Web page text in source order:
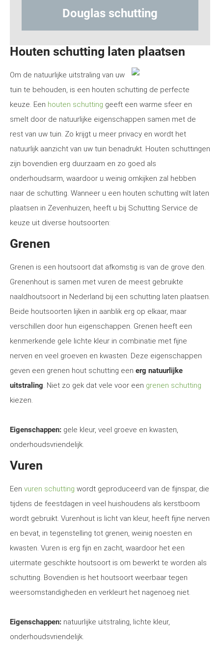
Hout-betonschutting
Houten schutting laten plaatsen
Om de natuurlijke uitstraling van uw
tuin te behouden, is een houten schutting de perfecte
keuze. Een houten schutting geeft een warme sfeer en
smelt door de natuurlijke eigenschappen samen met de
rest van uw tuin. Zo krijgt u meer privacy en wordt het
natuurlijk aanzicht van uw tuin benadrukt. Houten schuttingen
zijn bovendien erg duurzaam en zo goed als
onderhoudsarm, waardoor u weinig omkijken zal hebben
naar de schutting. Wanneer u een houten schutting wilt laten
plaatsen in Zevenhuizen, heeft u bij Schutting Service de
keuze uit diverse houtsoorten:
Grenen
Grenen is een houtsoort dat afkomstig is van de grove den.
Grenenhout is samen met vuren de meest gebruikte
naaldhoutsoort in Nederland bij een schutting laten plaatsen.
Beide houtsoorten lijken in aanblik erg op elkaar, maar
verschillen door hun eigenschappen. Grenen heeft een
kenmerkende gele lichte kleur in combinatie met fijne
nerven en veel groeven en kwasten. Deze eigenschappen
geven een grenen hout schutting een erg natuurlijke
uitstraling. Niet zo gek dat vele voor een grenen schutting
kiezen.
Eigenschappen: gele kleur, veel groeve en kwasten,
onderhoudsvriendelijk.
Vuren
Een vuren schutting wordt geproduceerd van de fijnspar, die
tijdens de feestdagen in veel huishoudens als kerstboom
wordt gebruikt. Vurenhout is licht van kleur, heeft fijne nerven
en bevat, in tegenstelling tot grenen, weinig noesten en
kwasten. Vuren is erg fijn en zacht, waardoor het een
uitermate geschikte houtsoort is om bewerkt te worden als
schutting. Bovendien is het houtsoort weerbaar tegen
weersomstandigheden en verkleurt het nagenoeg niet.
Eigenschappen: natuurlijke uitstraling, lichte kleur,
onderhoudsvriendelijk.